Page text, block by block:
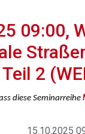
09:00,
2
diese Seminarreihe
15.10.2025